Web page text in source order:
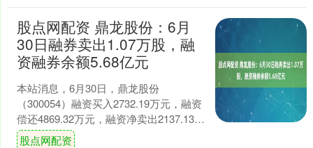
股点网配资 鼎龙股份：6月
30日融券卖出1.07万股，融
资融券余额5.68亿元
本站消息，6月30日，鼎龙股份
（300054）融资买入2732.19万元，融资
偿还4869.32万元，融资净卖出2137.13万
元，融资余额5.62亿元。 融券....
股点网配资